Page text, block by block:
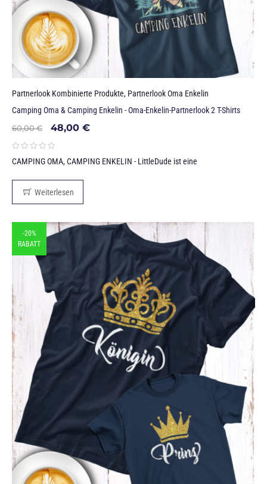
Partnerlook Kombinierte Produkte, Partnerlook Oma Enkelin
Camping Oma & Camping Enkelin - Oma-Enkelin-Partnerlook 2 T-Shirts
60,00€ 48,00 €
CAMPING OMA, CAMPING ENKELIN - LittleDude ist eine
Weiterlesen
-20%
RABATT